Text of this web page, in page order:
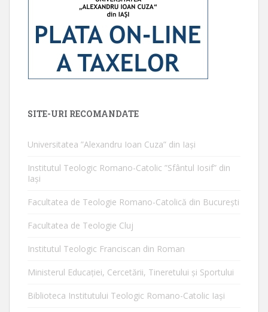
SITE-URI RECOMANDATE
Universitatea ”Alexandru Ioan Cuza” din Iaşi
Institutul Teologic Romano-Catolic ”Sfântul Iosif” din
Iaşi
Facultatea de Teologie Romano-Catolică din Bucureşti
Facultatea de Teologie Cluj
Institutul Teologic Franciscan din Roman
Ministerul Educaţiei, Cercetării, Tineretului şi Sportului
Biblioteca Institutului Teologic Romano-Catolic Iaşi